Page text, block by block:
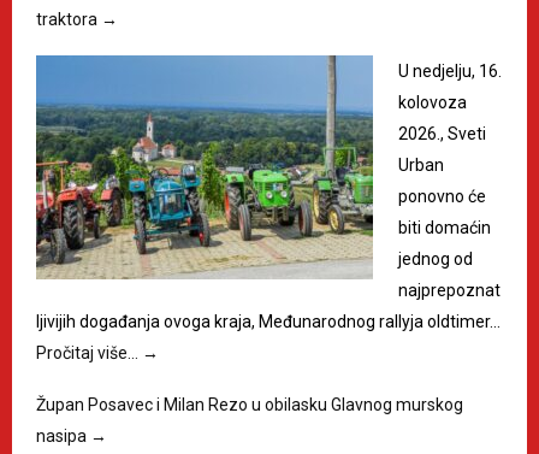
traktora →
U nedjelju, 16.
kolovoza
2026., Sveti
Urban
ponovno će
biti domaćin
jednog od
najprepoznat
ljivijih događanja ovoga kraja, Međunarodnog rallyja oldtimer…
Pročitaj više… →
Župan Posavec i Milan Rezo u obilasku Glavnog murskog
nasipa →